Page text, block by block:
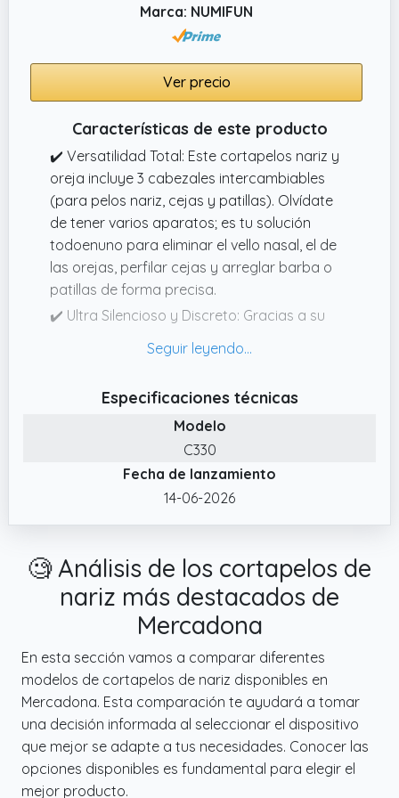
Marca: NUMIFUN
Ver precio
Características de este producto
✔️ Versatilidad Total: Este cortapelos nariz y
oreja incluye 3 cabezales intercambiables
(para pelos nariz, cejas y patillas). Olvídate
de tener varios aparatos; es tu solución
todoenuno para eliminar el vello nasal, el de
las orejas, perfilar cejas y arreglar barba o
patillas de forma precisa.
✔️ Ultra Silencioso y Discreto: Gracias a su
funciona con un ruido inferior a 60 dB (menos
a cualquier hora sin molestar el sueño de tu
✔️ Resistente al Agua y Portátil: Diseñado con
protección IPX7, puedes usar este corta
pelos nariz tanto en seco como bajo el grifo
viajar, llevarlo en el neceser o como regalo
práctico para él.
✔️ Precisión Indolora y Segura: El recortador
pelos nariz cuenta con hojas de acero
inoxidable de doble filo y puntas
redondeadas, junto a un potente motor
(8500 rpm). Esto garantiza un corte eficiente
y sin dolor al quitar pelos nariz, sin irritar la
piel ni generar calor.
✔️ Carga Rápida y Larga Duración: Su
batería recargable (600 mAh) se carga al
Especificaciones técnicas
Modelo
C330
Fecha de lanzamiento
14-06-2026
🧐 Análisis de los cortapelos de
nariz más destacados de
Mercadona
En esta sección vamos a comparar diferentes
modelos de cortapelos de nariz disponibles en
Mercadona. Esta comparación te ayudará a tomar
una decisión informada al seleccionar el dispositivo
que mejor se adapte a tus necesidades. Conocer las
opciones disponibles es fundamental para elegir el
mejor producto.